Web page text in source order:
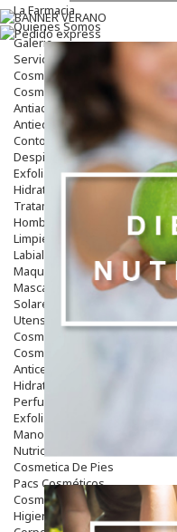
La Farmacia
Quienes Somos
Galeria
Servicios
Cosmética
Cosmética Facial
Antiacné
Antiedad
Contorno De Ojos
Despigmentantes
Exfoliantes
Hidratantes
Tratamientos De Noche
Hombre
Limpieza
Labiales
Maquillajes Y Color
Mascarillas
Solares
Utensilios
Cosmética Capilar
Cosmética Corporal
Anticelulíticos
Hidratantes Corporales
Perfumes Y Colonias
Exfoliantes Corporales
Manos Y Uñas
Nutricosmética
Cosmetica De Pies
Pacs Cosméticos
Cosmetica Facial Piel Sensible
Higiene